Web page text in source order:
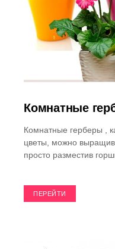
Комнатные
Комнатные герберы ,
цветы, можно
просто разместив
ПЕРЕЙТИ